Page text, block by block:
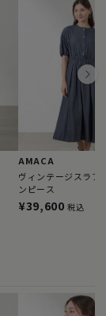
AMACA
ヴィンテージスラブ
ンピース
¥39,600 税込